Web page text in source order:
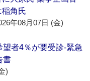
稲角氏
年08月07日 (金)
望者4％が要受診‐緊急
書
)